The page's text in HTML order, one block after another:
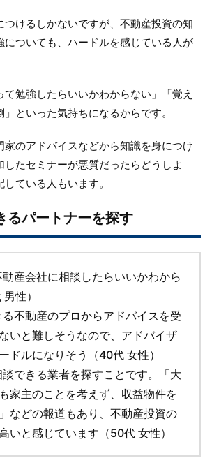
つけるしかないですが、不動産投資の知
についても、ハードルを感じている人が
て勉強したらいいかわからない」「覚え
といった気持ちになるからです。
家のアドバイスなどから知識を身につけ
したセミナーが悪質だったらどうしよ
ている人もいます。
パートナーを探す
動産会社に相談したらいいかわから
性）
不動産のプロからアドバイスを受
いと難しそうなので、アドバイザ
ドルになりそう（40代 女性）
談できる業者を探すことです。「大
家主のことを考えず、収益物件を
などの報道もあり、不動産投資の
いと感じています（50代 女性）